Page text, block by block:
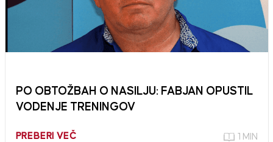
PO OBTOŽBAH O NASILJU: FABJAN OPUSTIL
VODENJE TRENINGOV
PREBERI VEČ 1 MIN